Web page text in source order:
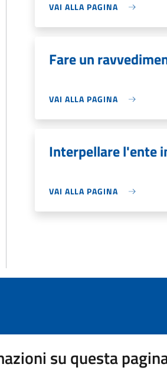
VAI ALLA PAGINA
Fare un
VAI ALLA PAGINA
Interpellare l'ente
VAI ALLA PAGINA
su questa